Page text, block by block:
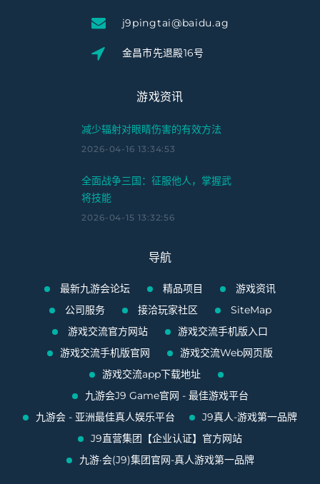
j9pingtai@baidu.ag
金昌市先退殿16号
游戏资讯
减少辐射对眼睛伤害的有效方法
2026-04-16 13:34:53
全面战争三国：征服他人，掌握武
将技能
2026-04-15 13:32:56
导航
最新九游会论坛 精品项目
游戏资讯
公司服务
接洽玩家社区
SiteMap
游戏交流官方网站
游戏交流手机版入口
游戏交流手机版官网
游戏交流Web网页版
游戏交流app下载地址
九游会J9 Game官网 - 最佳游戏平台
九游会 - 亚洲最佳真人娱乐平台
J9真人-游戏第一品牌
J9直营集团【企业认证】官方网站
九游·会(J9)集团官网-真人游戏第一品牌